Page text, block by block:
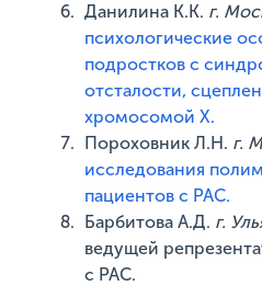
Данилина К.К. г.
психологические
подростков с
отсталости,
хромосомой Х.
Пороховник Л.Н. г.
исследования
пациентов с РАС.
Барбитова А.Д. г.
ведущей
с РАС.